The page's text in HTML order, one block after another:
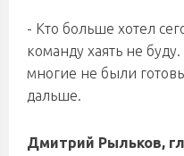
- Кто больше хотел
команду хаять не
многие не были
дальше.
Дмитрий Рыльков,